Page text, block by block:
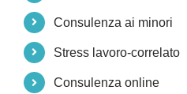
Consulenza ai minori
Stress lavoro-correlato
Consulenza online